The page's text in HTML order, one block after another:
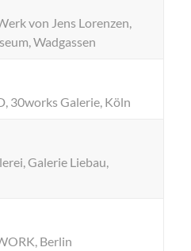
von Jens Lorenzen,
Wadgassen
30works Galerie, Köln
Galerie Liebau,
Berlin